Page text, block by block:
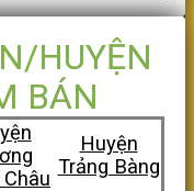
HUYỆN
BÁN
Huyện
Trảng Bàng